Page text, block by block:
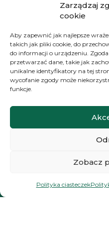
Zarządzaj
cookie
Aby zapewnić jak najlepsze
takich jak pliki cookie, do
do informacji o urządzeniu.
przetwarzać dane, takie jak
unikalne identyfikatory na tej
wycofanie zgody może
funkcje.
Zobacz
Polityka ciasteczek
Polityka
Moje